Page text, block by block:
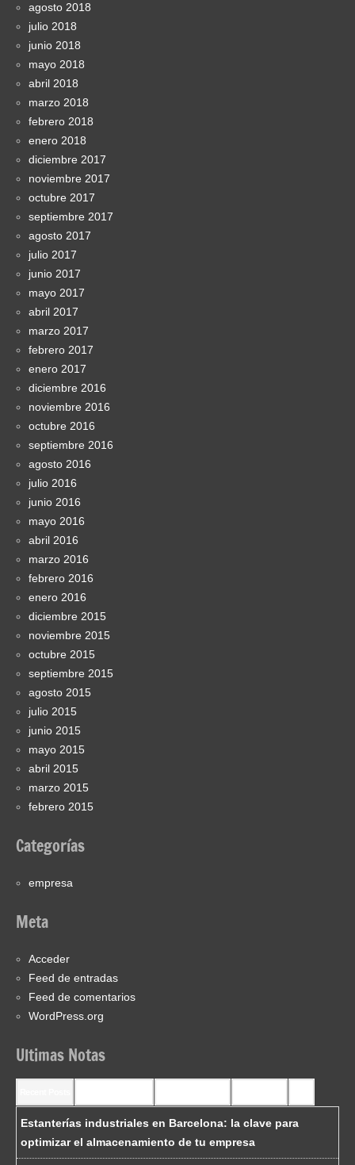
agosto 2018
julio 2018
junio 2018
mayo 2018
abril 2018
marzo 2018
febrero 2018
enero 2018
diciembre 2017
noviembre 2017
octubre 2017
septiembre 2017
agosto 2017
julio 2017
junio 2017
mayo 2017
abril 2017
marzo 2017
febrero 2017
enero 2017
diciembre 2016
noviembre 2016
octubre 2016
septiembre 2016
agosto 2016
julio 2016
junio 2016
mayo 2016
abril 2016
marzo 2016
febrero 2016
enero 2016
diciembre 2015
noviembre 2015
octubre 2015
septiembre 2015
agosto 2015
julio 2015
junio 2015
mayo 2015
abril 2015
marzo 2015
febrero 2015
Categorías
empresa
Meta
Acceder
Feed de entradas
Feed de comentarios
WordPress.org
Ultimas Notas
Estanterías industriales en Barcelona: la clave para
optimizar el almacenamiento de tu empresa